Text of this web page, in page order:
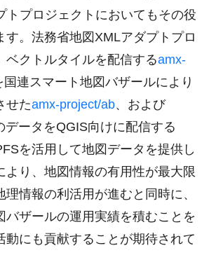
トプロジェクトにおいてもその役
す。法務省地図XMLアダプトプロ
ベクトルタイルを配信するamx-
国連スマート地図バザールにより
せたamx-project/ab、および
データをQGIS向けに配信する
を活用して地図データを提供し
より、地図情報の有用性が最大限
情報の利活用が進むと同時に、
バザールの運用実績を積むことを
動にも貢献することが期待されて